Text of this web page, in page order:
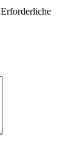
Erforderliche